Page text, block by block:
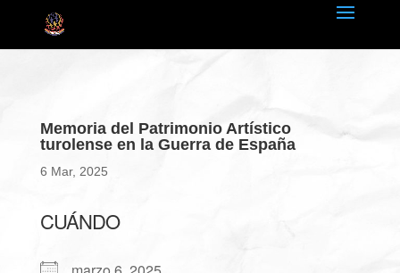
Memoria del Patrimonio Artístico
turolense en la Guerra de España
6 Mar, 2025
CUÁNDO